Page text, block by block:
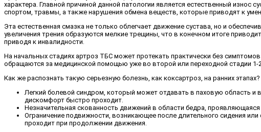
характера. Главной причиной данной патологии является естественный
спортом, травмы, а также нарушения обмена веществ, которые приводят к
Эта естественная смазка не только облегчает движение сустава, но и
увеличения трения образуются мелкие трещины, что в конечном итоге
приводя к инвалидности.
На начальных стадиях артроз ТБС может протекать практически без
обращаются за медицинской помощью уже во второй или переходной стадии 1-
Как же распознать такую серьезную болезнь, как коксартроз, на ранних
Легкий болевой синдром, который может отдавать в паховую область и
дискомфорт быстро проходит.
Незначительная скованность движений в области бедра,
Ограничение подвижности, возникающее после длительного сидения
проходит при продолжении движения.